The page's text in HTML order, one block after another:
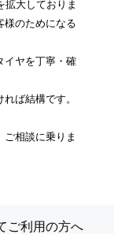
拡大しておりま
様のためになる
イヤを丁寧・確
ば結構です。
ご相談に乗りま
ご利用の方へ